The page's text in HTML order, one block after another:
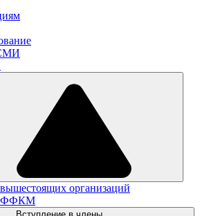
организаций
ФФКМ